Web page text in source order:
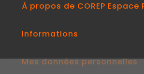
À propos de COREP Espace
Informations
Mes données personnelles